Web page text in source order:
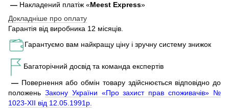
— Накладений платіж «Meest Express»
Докладніше про оплату
Гарантія від виробника 12 місяців.
Гарантуємо вам найкращу ціну і зручну систему знижок
Багаторічний досвід та команда експертів
— Повернення або обмін товару здійснюється відповідно до
положень Закону України «Про захист прав споживачів» №
1023-XII від 12.05.1991р.